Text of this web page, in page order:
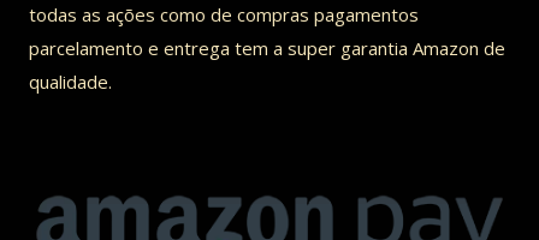
todas as ações como de compras pagamentos
parcelamento e entrega tem a super garantia Amazon de
qualidade.